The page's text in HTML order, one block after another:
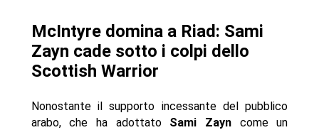
McIntyre domina a Riad: Sami
Zayn cade sotto i colpi dello
Scottish Warrior
Nonostante il supporto incessante del pubblico
arabo, che ha adottato Sami Zayncome un